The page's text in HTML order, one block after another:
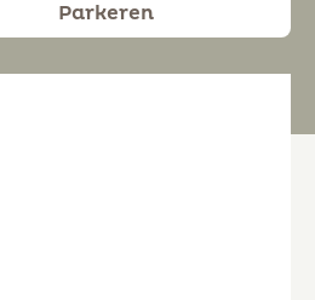
Parkeren